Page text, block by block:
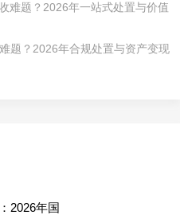
难题？2026年一站式处置与价值
题？2026年合规处置与资产变现
2026年国